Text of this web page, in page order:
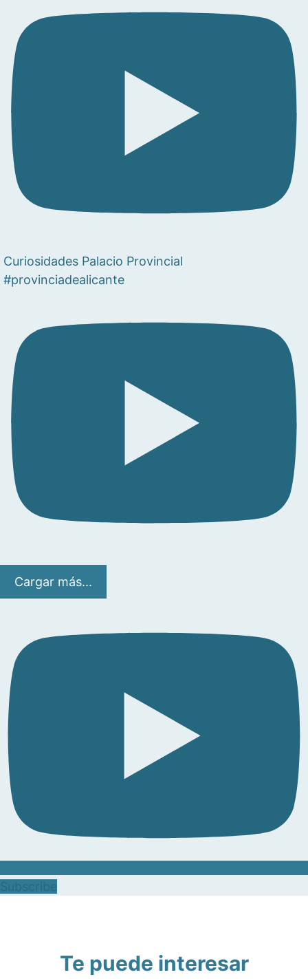
Curiosidades Palacio Provincial
#provinciadealicante
Cargar más...
Te puede interesar